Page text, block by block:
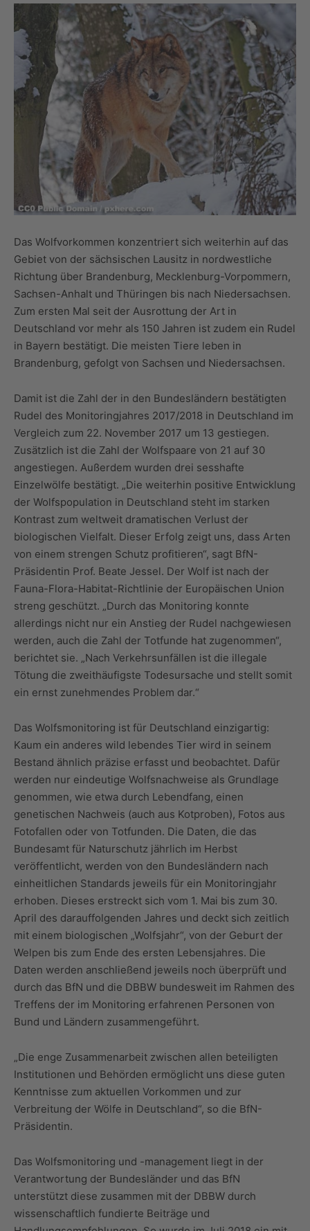
Das Wolfvorkommen konzentriert sich weiterhin auf das
Gebiet von der sächsischen Lausitz in nordwestliche
Richtung über Brandenburg, Mecklenburg-Vorpommern,
Sachsen-Anhalt und Thüringen bis nach Niedersachsen.
Zum ersten Mal seit der Ausrottung der Art in
Deutschland vor mehr als 150 Jahren ist zudem ein Rudel
in Bayern bestätigt. Die meisten Tiere leben in
Brandenburg, gefolgt von Sachsen und Niedersachsen.
Damit ist die Zahl der in den Bundesländern bestätigten
Rudel des Monitoringjahres 2017/2018 in Deutschland im
Vergleich zum 22. November 2017 um 13 gestiegen.
Zusätzlich ist die Zahl der Wolfspaare von 21 auf 30
angestiegen. Außerdem wurden drei sesshafte
Einzelwölfe bestätigt. „Die weiterhin positive Entwicklung
der Wolfspopulation in Deutschland steht im starken
Kontrast zum weltweit dramatischen Verlust der
biologischen Vielfalt. Dieser Erfolg zeigt uns, dass Arten
von einem strengen Schutz profitieren“, sagt BfN-
Präsidentin Prof. Beate Jessel. Der Wolf ist nach der
Fauna-Flora-Habitat-Richtlinie der Europäischen Union
streng geschützt. „Durch das Monitoring konnte
allerdings nicht nur ein Anstieg der Rudel nachgewiesen
werden, auch die Zahl der Totfunde hat zugenommen“,
berichtet sie. „Nach Verkehrsunfällen ist die illegale
Tötung die zweithäufigste Todesursache und stellt somit
ein ernst zunehmendes Problem dar.“
Das Wolfsmonitoring ist für Deutschland einzigartig:
Kaum ein anderes wild lebendes Tier wird in seinem
Bestand ähnlich präzise erfasst und beobachtet. Dafür
werden nur eindeutige Wolfsnachweise als Grundlage
genommen, wie etwa durch Lebendfang, einen
genetischen Nachweis (auch aus Kotproben), Fotos aus
Fotofallen oder von Totfunden. Die Daten, die das
Bundesamt für Naturschutz jährlich im Herbst
veröffentlicht, werden von den Bundesländern nach
einheitlichen Standards jeweils für ein Monitoringjahr
erhoben. Dieses erstreckt sich vom 1. Mai bis zum 30.
April des darauffolgenden Jahres und deckt sich zeitlich
mit einem biologischen „Wolfsjahr“, von der Geburt der
Welpen bis zum Ende des ersten Lebensjahres. Die
Daten werden anschließend jeweils noch überprüft und
durch das BfN und die DBBW bundesweit im Rahmen des
Treffens der im Monitoring erfahrenen Personen von
Bund und Ländern zusammengeführt.
„Die enge Zusammenarbeit zwischen allen beteiligten
Institutionen und Behörden ermöglicht uns diese guten
Kenntnisse zum aktuellen Vorkommen und zur
Verbreitung der Wölfe in Deutschland“, so die BfN-
Präsidentin.
Das Wolfsmonitoring und -management liegt in der
Verantwortung der Bundesländer und das BfN
unterstützt diese zusammen mit der DBBW durch
wissenschaftlich fundierte Beiträge und